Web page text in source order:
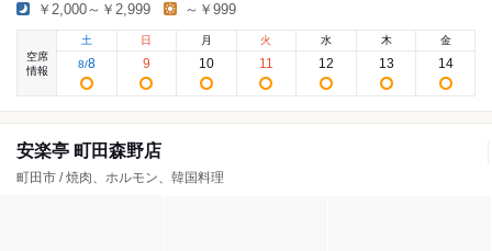
￥2,000～￥2,999 ～￥999
空席
情報
土
8/8
日
9
月
10
火
11
水
12
木
13
金
14
安楽亭 町田森野店
町田市 / 焼肉、ホルモン、韓国料理